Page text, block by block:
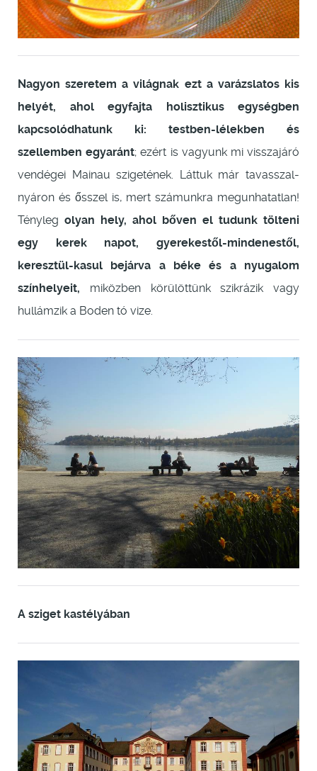
Nagyon szeretem a világnak ezt a varázslatos kis
helyét, ahol
egyfajta holisztikus egységben
kapcsolódhatunk ki: testben-lélekben és
szellemben egyaránt; ezért is vagyunk mi visszajáró
vendégei Mainau szigetének. Láttuk már tavasszal-
nyáron és ősszel is, mert számunkra megunhatatlan!
Tényleg olyan hely, ahol bőven el tudunk tölteni
egy kerek napot, gyerekestől-mindenestől,
keresztül-kasul bejárva a béke és a nyugalom
színhelyeit, miközben körülöttünk szikrázik vagy
hullámzik a Boden tó vize.
A sziget kastélyában